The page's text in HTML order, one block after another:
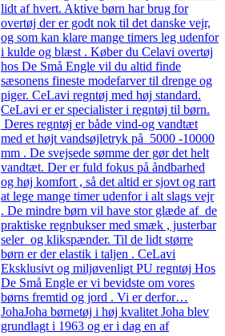
lidt af hvert. Aktive børn har brug for
overtøj der er godt nok til det danske vejr,
og som kan klare mange timers leg udenfor
i kulde og blæst . Køber du Celavi overtøj
hos De Små Engle vil du altid finde
sæsonens fineste modefarver til drenge og
piger. CeLavi regntøj med høj standard.
CeLavi er er specialister i regntøj til børn.
Deres regntøj er både vind-og vandtæt
med et højt vandsøjletryk på 5000 -10000
mm . De svejsede sømme der gør det helt
vandtæt. Der er fuld fokus på åndbarhed
og høj komfort , så det altid er sjovt og rart
at lege mange timer udenfor i alt slags vejr
. De mindre børn vil have stor glæde af de
praktiske regnbukser med smæk , justerbar
seler og klikspænder. Til de lidt større
børn er der elastik i taljen . CeLavi
Eksklusivt og miljøvenligt PU regntøj Hos
De Små Engle er vi bevidste om vores
børns fremtid og jord . Vi er derfor…
JohaJoha børnetøj i høj kvalitet Joha blev
grundlagt i 1963 og er i dag en af